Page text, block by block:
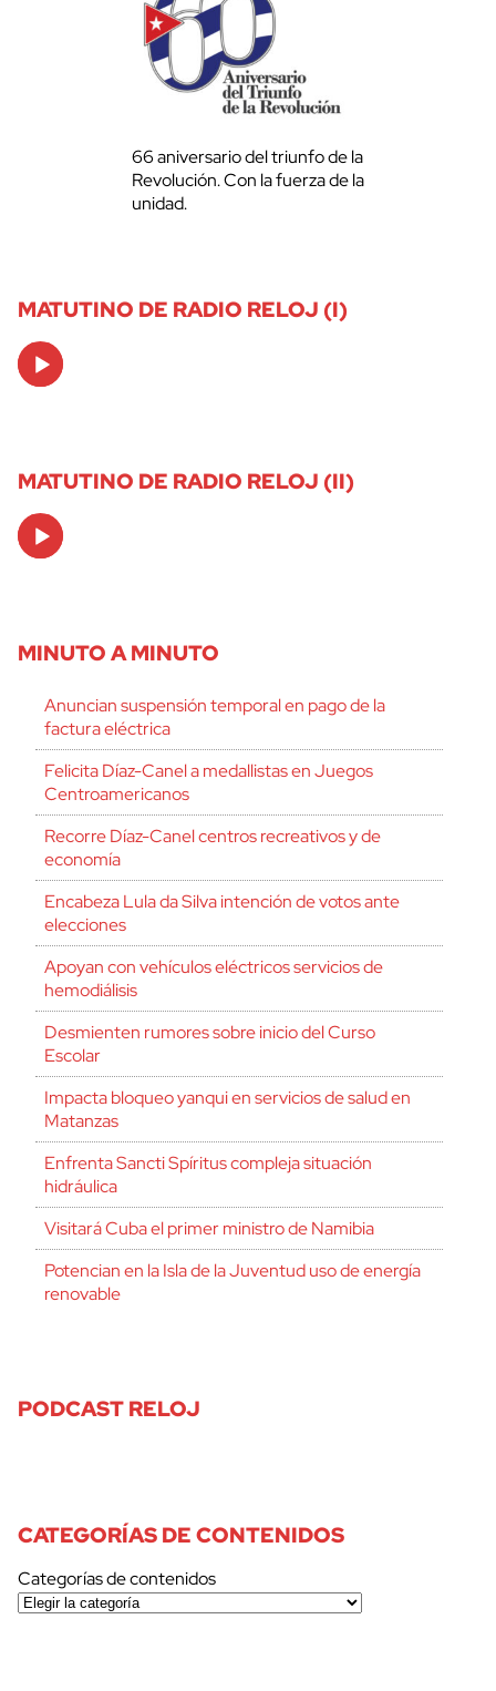
66 aniversario del triunfo de la
Revolución. Con la fuerza de la
unidad.
MATUTINO DE RADIO RELOJ (I)
Audio
Player
MATUTINO DE RADIO RELOJ (II)
Audio
Player
MINUTO A MINUTO
Anuncian suspensión temporal en pago de la
factura eléctrica
Felicita Díaz-Canel a medallistas en Juegos
Centroamericanos
Recorre Díaz-Canel centros recreativos y de
economía
Encabeza Lula da Silva intención de votos ante
elecciones
Apoyan con vehículos eléctricos servicios de
hemodiálisis
Desmienten rumores sobre inicio del Curso
Escolar
Impacta bloqueo yanqui en servicios de salud en
Matanzas
Enfrenta Sancti Spíritus compleja situación
hidráulica
Visitará Cuba el primer ministro de Namibia
Potencian en la Isla de la Juventud uso de energía
renovable
PODCAST RELOJ
CATEGORÍAS DE CONTENIDOS
Categorías de contenidos